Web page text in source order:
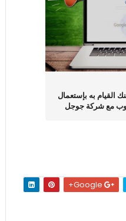
يمكنك القيام به بإستعمال
مع شركة جوجل